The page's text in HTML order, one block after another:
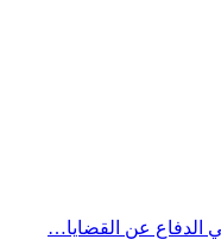
الدفاع عن القضايا…